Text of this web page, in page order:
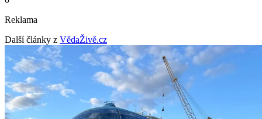
Reklama
Další články z VědaŽivě.cz